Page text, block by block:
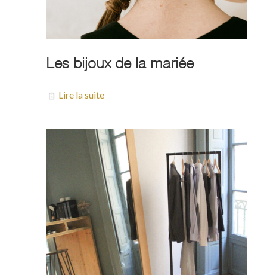
Les bijoux de la mariée
Lire la suite